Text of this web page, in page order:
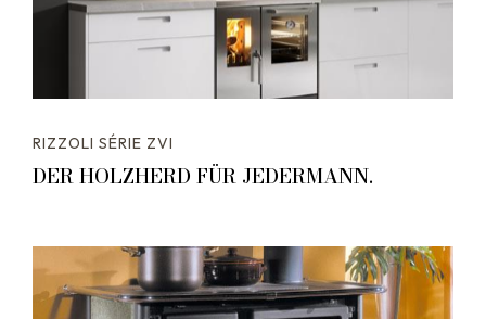
RIZZOLI SÉRIE ZVI
DER HOLZHERD FÜR JEDERMANN.